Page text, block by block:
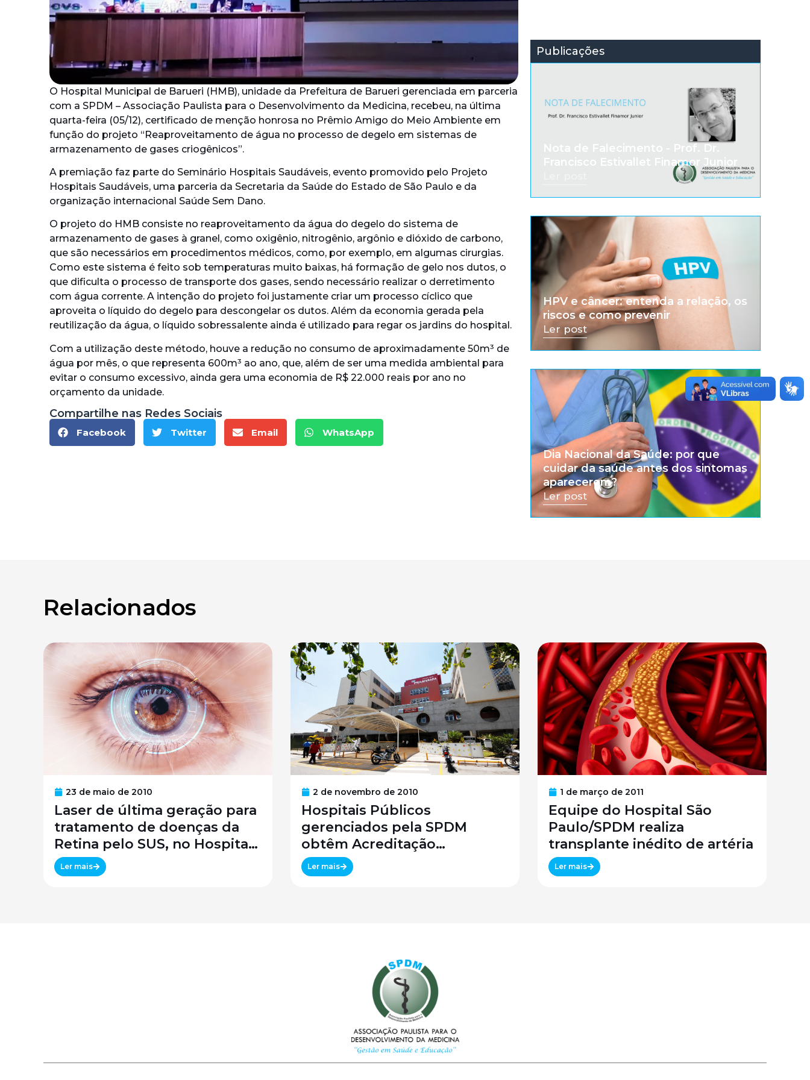
O Hospital Municipal de Barueri (HMB), unidade da Prefeitura de Barueri gerenciada em parceria
com a SPDM – Associação Paulista para o Desenvolvimento da Medicina, recebeu, na última
quarta-feira (05/12), certificado de menção honrosa no Prêmio Amigo do Meio Ambiente em
função do projeto “Reaproveitamento de água no processo de degelo em sistemas de
armazenamento de gases criogênicos”.
A premiação faz parte do Seminário Hospitais Saudáveis, evento promovido pelo Projeto
Hospitais Saudáveis, uma parceria da Secretaria da Saúde do Estado de São Paulo e da
organização internacional Saúde Sem Dano.
O projeto do HMB consiste no reaproveitamento da água do degelo do sistema de
armazenamento de gases à granel, como oxigênio, nitrogênio, argônio e dióxido de carbono,
que são necessários em procedimentos médicos, como, por exemplo, em algumas cirurgias.
Como este sistema é feito sob temperaturas muito baixas, há formação de gelo nos dutos, o
que dificulta o processo de transporte dos gases, sendo necessário realizar o derretimento
com água corrente. A intenção do projeto foi justamente criar um processo cíclico que
aproveita o líquido do degelo para descongelar os dutos. Além da economia gerada pela
reutilização da água, o líquido sobressalente ainda é utilizado para regar os jardins do hospital.
Com a utilização deste método, houve a redução no consumo de aproximadamente 50m³ de
água por mês, o que representa 600m³ ao ano, que, além de ser uma medida ambiental para
evitar o consumo excessivo, ainda gera uma economia de R$ 22.000 reais por ano no
orçamento da unidade.
Compartilhe nas Redes Sociais
Facebook Twitter Email WhatsApp
Publicações
Nota de Falecimento - Prof. Dr.
Francisco Estivallet Finamor Junior
HPV e câncer: entenda a relação, os
riscos e como prevenir
Ler post
Dia Nacional da Saúde: por que
cuidar da saúde antes dos sintomas
aparecerem?
Ler post
Relacionados
23 de maio de 2010
Laser de última geração para
tratamento de doenças da
Retina pelo SUS, no Hospital
São Paulo / SPDM / UNIFESP
Ler mais
2 de novembro de 2010
Hospitais Públicos
gerenciados pela SPDM
obtêm Acreditação
Canadense
Ler mais
1 de março de 2011
Equipe do Hospital São
Paulo/SPDM realiza
transplante inédito de artéria
Ler mais